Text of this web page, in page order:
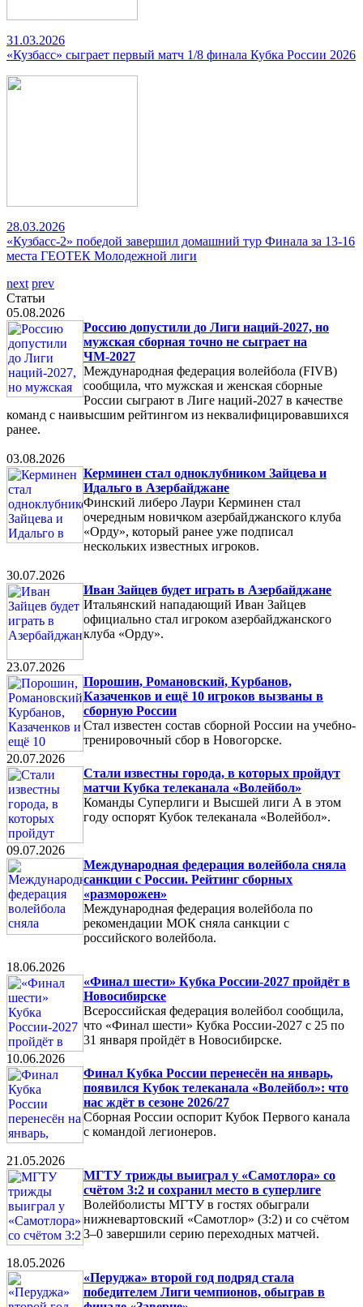
31.03.2026
«Кузбасс» сыграет первый матч 1/8 финала Кубка России 2026
28.03.2026
«Кузбасс-2» победой завершил домашний тур Финала за 13-16
места ГЕОТЕК Молодежной лиги
next prev
Статьи
05.08.2026
Россию допустили до Лиги наций-2027, но
мужская сборная точно не сыграет на
ЧМ-2027
Международная федерация волейбола (FIVB)
сообщила, что мужская и женская сборные
России сыграют в Лиге наций-2027 в качестве
команд с наивысшим рейтингом из неквалифицировавшихся
ранее.
03.08.2026
Керминен стал одноклубником Зайцева и
Идальго в Азербайджане
Финский либеро Лаури Керминен стал
очередным новичком азербайджанского клуба
«Орду», который ранее уже подписал
нескольких известных игроков.
30.07.2026
Иван Зайцев будет играть в Азербайджане
Итальянский нападающий Иван Зайцев
официально стал игроком азербайджанского
клуба «Орду».
23.07.2026
Порошин, Романовский, Курбанов,
Казаченков и ещё 10 игроков вызваны в
сборную России
Стал известен состав сборной России на учебно-
тренировочный сбор в Новогорске.
20.07.2026
Стали известны города, в которых пройдут
матчи Кубка телеканала «Волейбол»
Команды Суперлиги и Высшей лиги А в этом
году оспорят Кубок телеканала «Волейбол».
09.07.2026
Международная федерация волейбола сняла
санкции с России. Рейтинг сборных
«разморожен»
Международная федерация волейбола по
рекомендации МОК сняла санкции с
российского волейбола.
18.06.2026
«Финал шести» Кубка России-2027 пройдёт в
Новосибирске
Всероссийская федерация волейбол сообщила,
что «Финал шести» Кубка России-2027 с 25 по
31 января пройдёт в Новосибирске.
10.06.2026
Финал Кубка России перенесён на январь,
появился Кубок телеканала «Волейбол»: что
нас ждёт в сезоне 2026/27
Сборная России оспорит Кубок Первого канала
с командой легионеров.
21.05.2026
МГТУ трижды выиграл у «Самотлора» со
счётом 3:2 и сохранил место в суперлиге
Волейболисты МГТУ в гостях обыграли
нижневартовский «Самотлор» (3:2) и со счётом
3–0 завершили серию переходных матчей.
18.05.2026
«Перуджа» второй год подряд стала
победителем Лиги чемпионов, обыграв в